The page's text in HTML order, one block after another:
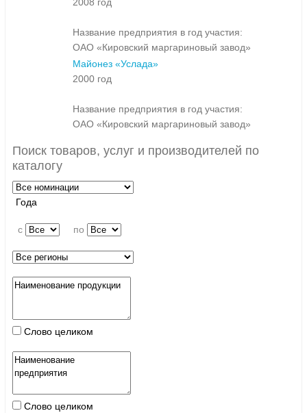
2008 год
Название предприятия в год участия:
ОАО «Кировский маргариновый завод»
Майонез «Услада»
2000 год
Название предприятия в год участия:
ОАО «Кировский маргариновый завод»
Поиск товаров, услуг и производителей по
каталогу
Года
c по
Слово целиком
Слово целиком